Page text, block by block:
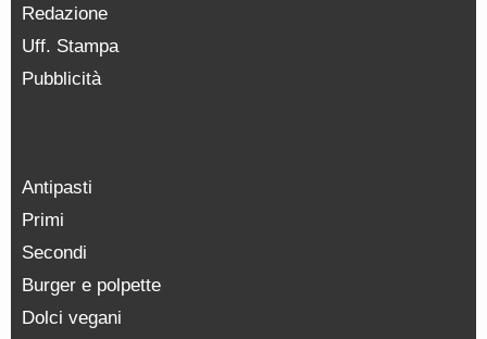
Redazione
Uff. Stampa
Pubblicità
Antipasti
Primi
Secondi
Burger e polpette
Dolci vegani